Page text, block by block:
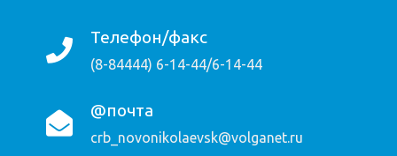
Телефон/факс
(8-84444) 6-14-44/6-14-44
@почта
crb_novonikolaevsk@volganet.ru